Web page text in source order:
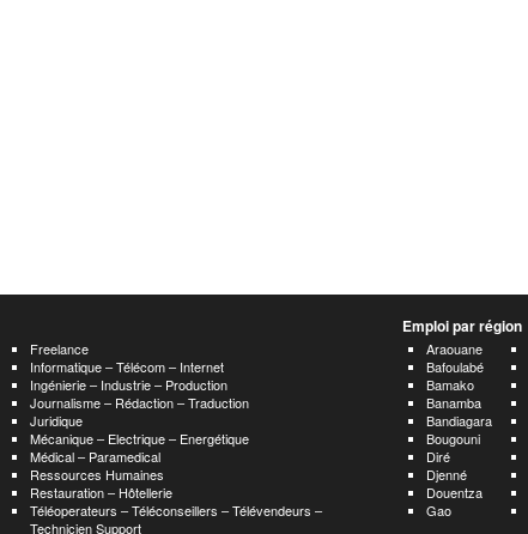
Freelance
Informatique – Télécom – Internet
Ingénierie – Industrie – Production
Journalisme – Rédaction – Traduction
Juridique
Mécanique – Electrique – Energétique
Médical – Paramedical
Ressources Humaines
Restauration – Hôtellerie
Téléoperateurs – Téléconseillers – Télévendeurs –
Technicien Support
Emploi par région
Araouane
Bafoulabé
Bamako
Banamba
Bandiagara
Bougouni
Diré
Djenné
Douentza
Gao